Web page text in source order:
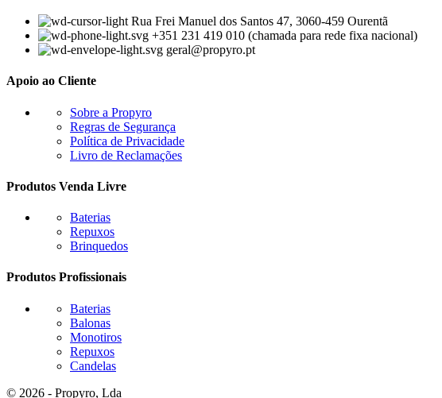
Rua Frei Manuel dos Santos 47, 3060-459 Ourentã​
+351 231 419 010 (chamada para rede fixa nacional)
geral@propyro.pt
Apoio ao Cliente
Sobre a Propyro
Regras de Segurança
Política de Privacidade
Livro de Reclamações
Produtos Venda Livre
Baterias
Repuxos
Brinquedos
Produtos Profissionais
Baterias
Balonas
Monotiros
Repuxos
Candelas
© 2026 - Propyro, Lda